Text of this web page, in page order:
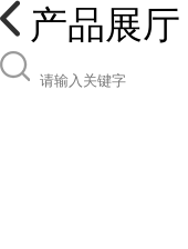
产品展厅